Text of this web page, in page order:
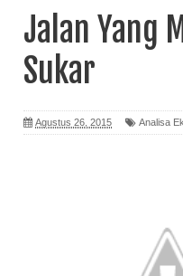
Jalan Yang
Sukar
Agustus 26, 2015 Analisa